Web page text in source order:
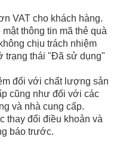
VAT cho khách hàng.
thông tin mã thẻ quà
chịu trách nhiệm
trạng thái "Đã sử dụng"
đối với chất lượng sản
cũng như đối với các
và nhà cung cấp.
thay đổi điều khoản và
báo trước.